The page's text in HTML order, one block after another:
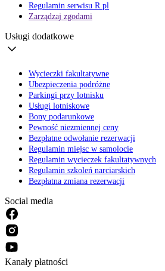
Regulamin serwisu R.pl
Zarządzaj zgodami
Usługi dodatkowe
Wycieczki fakultatywne
Ubezpieczenia podróżne
Parkingi przy lotnisku
Usługi lotniskowe
Bony podarunkowe
Pewność niezmiennej ceny
Bezpłatne odwołanie rezerwacji
Regulamin miejsc w samolocie
Regulamin wycieczek fakultatywnych
Regulamin szkoleń narciarskich
Bezpłatna zmiana rezerwacji
Social media
Kanały płatności